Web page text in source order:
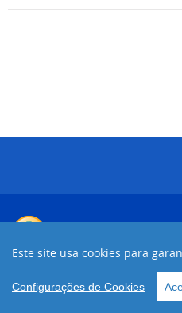
Este site usa cookies para
Configurações de Cookies
Desenvolvido com o CMS